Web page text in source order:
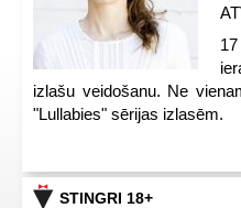
izlašu veidošanu. Ne
"Lullabies" sērijas izlasēm.
STINGRI 18+